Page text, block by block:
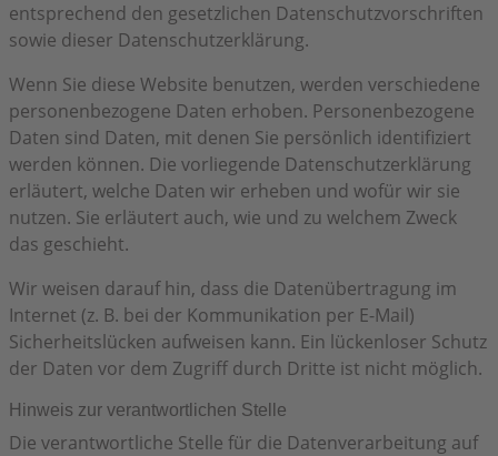
entsprechend den gesetzlichen Datenschutzvorschriften
sowie dieser Datenschutzerklärung.
Wenn Sie diese Website benutzen, werden verschiedene
personenbezogene Daten erhoben. Personenbezogene
Daten sind Daten, mit denen Sie persönlich identifiziert
werden können. Die vorliegende Datenschutzerklärung
erläutert, welche Daten wir erheben und wofür wir sie
nutzen. Sie erläutert auch, wie und zu welchem Zweck
das geschieht.
Wir weisen darauf hin, dass die Datenübertragung im
Internet (z. B. bei der Kommunikation per E-Mail)
Sicherheitslücken aufweisen kann. Ein lückenloser Schutz
der Daten vor dem Zugriff durch Dritte ist nicht möglich.
Hinweis zur verantwortlichen Stelle
Die verantwortliche Stelle für die Datenverarbeitung auf